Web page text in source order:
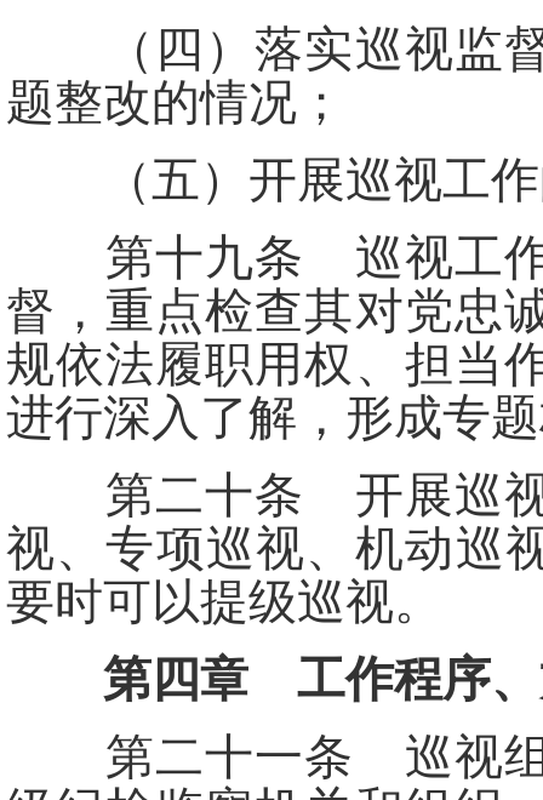
（四）落实巡视监督
题整改的情况；
（五）开展巡视工作
第十九条 巡视工作
督，重点检查其对党忠
规依法履职用权、担当
进行深入了解，形成专
第二十条 开展巡视
视、专项巡视、机动巡
要时可以提级巡视。
第四章 工作程序、
第二十一条 巡视组